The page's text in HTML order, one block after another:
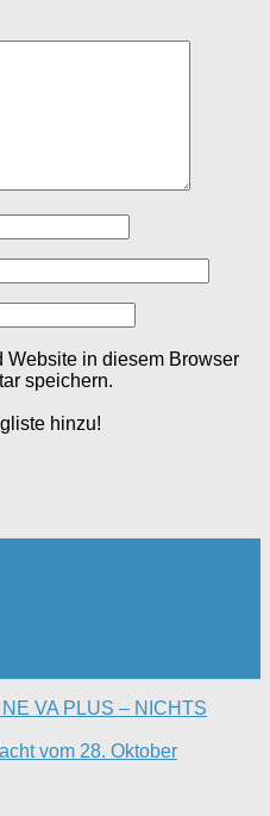
Website in diesem Browser
speichern.
hinzu!
VA PLUS – NICHTS
vom 28. Oktober